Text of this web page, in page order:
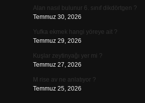
Alan nasıl bulunur 6. sınıf dikdörtgen ?
Temmuz 30, 2026
Yufka ekmek hangi yöreye ait ?
Temmuz 29, 2026
Kuşlar zeytinyağı yer mi ?
Temmuz 27, 2026
M rise av ne anlatıyor ?
Temmuz 25, 2026